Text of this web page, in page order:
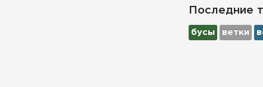
Последние
бусы ветки